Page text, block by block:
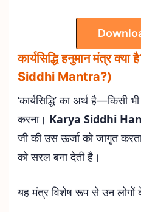
कार्यसिद्धि हनुमान मंत्र
Siddhi Mantra?)
‘कार्यसिद्धि’ का अर्थ है—किसी
करना। Karya Siddhi
जी की उस ऊर्जा को जागृत
को सरल बना देती है।
यह मंत्र विशेष रूप से उन लोगों